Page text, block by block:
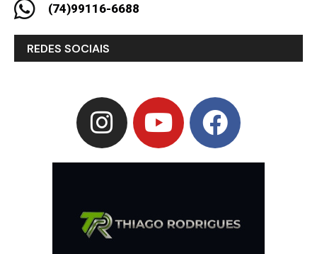
(74)99116-6688
REDES SOCIAIS